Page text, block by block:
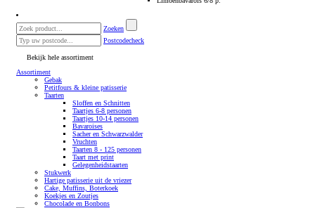
Zoeken
Postcodecheck
Bekijk hele assortiment
Assortiment
Gebak
Petitfours & kleine patisserie
Taarten
Sloffen en Schnitten
Taartjes 6-8 personen
Taartjes 10-14 personen
Bavaroises
Sacher en Schwarzwalder
Vruchten
Taarten 8 - 125 personen
Taart met print
Gelegenheidstaarten
Stukwerk
Hartige patisserie uit de vriezer
Cake, Muffins, Boterkoek
Koekjes en Zoutjes
Chocolade en Bonbons